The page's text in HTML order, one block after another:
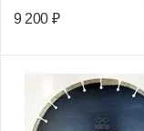
9 200 ₽